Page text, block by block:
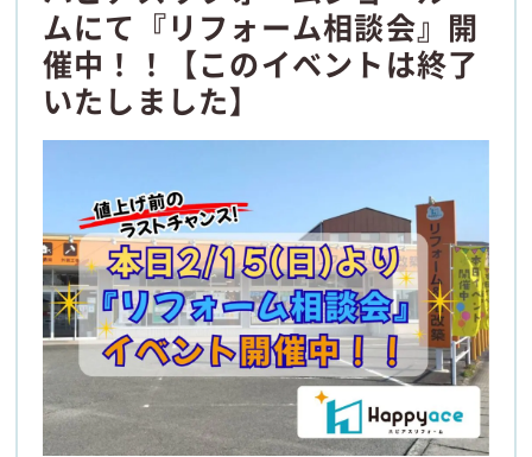
ムにて『リフォーム相談会』開
催中！！【このイベントは終了
いたしました】